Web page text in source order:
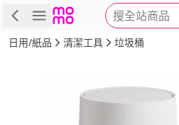
搜全站商品
商品 評價 詳情
日用/紙品 清潔工具 垃圾桶